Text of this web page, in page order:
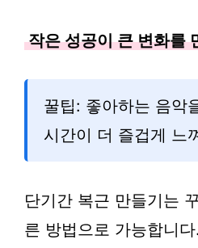
작은 성공이 큰 변화를
꿀팁: 좋아하는 음악
시간이 더 즐겁게 느
단기간 복근 만들기는
른 방법으로 가능합니